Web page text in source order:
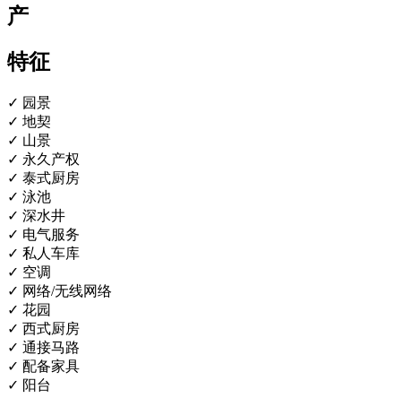
产
特征
✓ 园景
✓ 地契
✓ 山景
✓ 永久产权
✓ 泰式厨房
✓ 泳池
✓ 深水井
✓ 电气服务
✓ 私人车库
✓ 空调
✓ 网络/无线网络
✓ 花园
✓ 西式厨房
✓ 通接马路
✓ 配备家具
✓ 阳台